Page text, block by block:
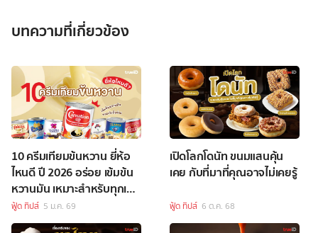
บทความที่เกี่ยวข้อง
10 ครีมเทียมข้นหวาน ยี่ห้อ
ไหนดี ปี 2026 อร่อย เข้มข้น
หวานมัน เหมาะสำหรับทุกเมนู
กาแฟ
ฟู้ด ทิปส์ 5 ม.ค. 69
เปิดโลกโดนัท ขนมแสนคุ้น
เคย กับที่มาที่คุณอาจไม่เคยรู้
ฟู้ด ทิปส์ 6 ต.ค. 68